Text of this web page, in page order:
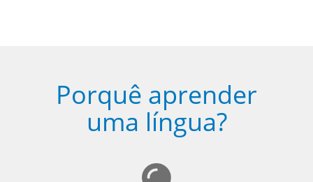
Porquê aprender
uma língua?